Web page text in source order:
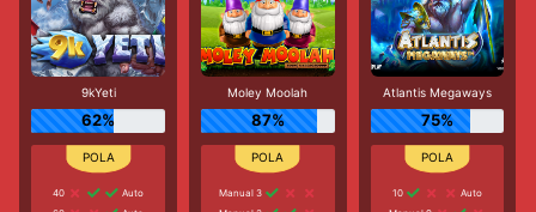
9kYeti
62%
40
Auto
Moley Moolah
87%
Manual 3
Atlantis Megaways
75%
10
Auto